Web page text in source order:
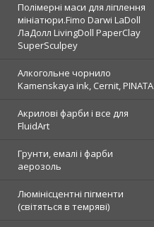
Полімерні маси для ліплення
мініатюри.Fimo Darwi LaDoll
ЛаДолл LivingDoll PaperClay
SuperSculpey
Алкогольне чорнило
Kamenskaya ink, Cernit, PINATA
Акрилові фарби і все для
FluidArt
Грунти, емалі і фарби
аерозоль
Люмінісцентні пігменти
(світяться в темряві)